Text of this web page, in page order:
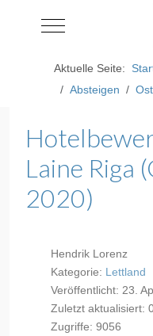
Mobile Menu Toggle
Aktuelle Seite:
Absteigen
Laine Riga
2020)
Hendrik Lorenz
Kategorie: Lettland
Veröffentlicht: 23.
Zuletzt aktualisiert:
Zugriffe: 9056